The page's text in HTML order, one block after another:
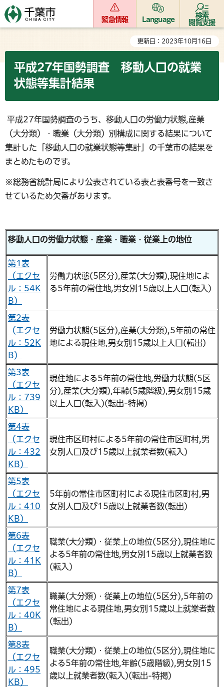
緊急情報 Language
検索
閲覧支援
更新日：2023年10月16日
平成27年国勢調査 移動人口の就業
状態等集計結果
平成27年国勢調査のうち、移動人口の労働力状態,産業
（大分類）・職業（大分類）別構成に関する結果について
集計した「移動人口の就業状態等集計」の千葉市の結果を
まとめたものです。
※総務省統計局により公表されている表と表番号を一致さ
せているため欠番があります。
移動人口の労働力状態・産業・職業・従業上の地位
第1表
（エクセ
ル：54K
B）
労働力状態(5区分),産業(大分類),現住地によ
る5年前の常住地,男女別15歳以上人口(転入)
第2表
（エクセ
ル：52K
B）
労働力状態(5区分),産業(大分類),5年前の常住
地による現住地,男女別15歳以上人口(転出)
第3表
（エクセ
ル：739
KB）
現住地による5年前の常住地,労働力状態(5区
分),産業(大分類),年齢(5歳階級),男女別15歳
以上人口(転入)(転出-特掲)
第4表
（エクセ
ル：432
KB）
現住市区町村による5年前の常住市区町村,男
女別人口及び15歳以上就業者数(転入)
第5表
（エクセ
ル：410
KB）
5年前の常住市区町村による現住市区町村,男
女別人口及び15歳以上就業者数(転出)
第6表
（エクセ
ル：41K
B）
職業(大分類)・従業上の地位(5区分),現住地に
よる5年前の常住地,男女別15歳以上就業者数
(転入)
第7表
（エクセ
ル：40K
B）
職業(大分類)・従業上の地位(5区分),5年前の
常住地による現住地,男女別15歳以上就業者数
(転出)
第8表
（エクセ
ル：495
KB）
職業(大分類)・従業上の地位(5区分),現住地に
よる5年前の常住地,年齢(5歳階級),男女別15
歳以上就業者数(転入)(転出-特掲)